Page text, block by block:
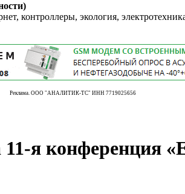
экология,
Реклама. ООО "АНАЛИТИК-ТС" ИНН 7719025656
я конференция